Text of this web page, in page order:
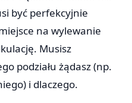
być perfekcyjnie
na wylewanie
Musisz
podziału żądasz (np.
i dlaczego.